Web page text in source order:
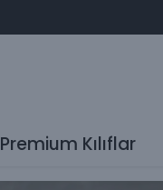
Premium Kılıflar